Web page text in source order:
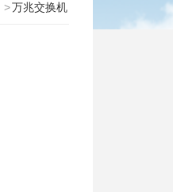
>万兆交换机